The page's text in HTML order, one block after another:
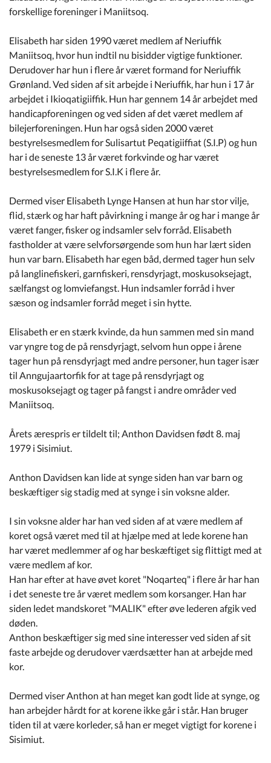
forskellige foreninger i Maniitsoq.
Elisabeth har siden 1990 været medlem af Neriuffik
Maniitsoq, hvor hun indtil nu bisidder vigtige funktioner.
Derudover har hun i flere år været formand for Neriuffik
Grønland. Ved siden af sit arbejde i Neriuffik, har hun i 17 år
arbejdet i Ikioqatigiiffik. Hun har gennem 14 år arbejdet med
handicapforeningen og ved siden af det været medlem af
bilejerforeningen. Hun har også siden 2000 været
bestyrelsesmedlem for Sulisartut Peqatigiiffiat (S.I.P) og hun
har i de seneste 13 år været forkvinde og har været
bestyrelsesmedlem for S.I.K i flere år.
Dermed viser Elisabeth Lynge Hansen at hun har stor vilje,
flid, stærk og har haft påvirkning i mange år og har i mange år
været fanger, fisker og indsamler selv forråd. Elisabeth
fastholder at være selvforsørgende som hun har lært siden
hun var barn. Elisabeth har egen båd, dermed tager hun selv
på langlinefiskeri, garnfiskeri, rensdyrjagt, moskusoksejagt,
sælfangst og lomviefangst. Hun indsamler forråd i hver
sæson og indsamler forråd meget i sin hytte.
Elisabeth er en stærk kvinde, da hun sammen med sin mand
var yngre tog de på rensdyrjagt, selvom hun oppe i årene
tager hun på rensdyrjagt med andre personer, hun tager især
til Anngujaartorfik for at tage på rensdyrjagt og
moskusoksejagt og tager på fangst i andre områder ved
Maniitsoq.
Årets ærespris er tildelt til; Anthon Davidsen født 8. maj
1979 i Sisimiut.
Anthon Davidsen kan lide at synge siden han var barn og
beskæftiger sig stadig med at synge i sin voksne alder.
I sin voksne alder har han ved siden af at være medlem af
koret også været med til at hjælpe med at lede korene han
har været medlemmer af og har beskæftiget sig flittigt med at
være medlem af kor.
Han har efter at have øvet koret "Noqarteq" i flere år har han
i det seneste tre år været medlem som korsanger. Han har
siden ledet mandskoret "MALIK" efter øve lederen afgik ved
døden.
Anthon beskæftiger sig med sine interesser ved siden af sit
faste arbejde og derudover værdsætter han at arbejde med
kor.
Dermed viser Anthon at han meget kan godt lide at synge, og
han arbejder hårdt for at korene ikke går i står. Han bruger
tiden til at være korleder, så han er meget vigtigt for korene i
Sisimiut.